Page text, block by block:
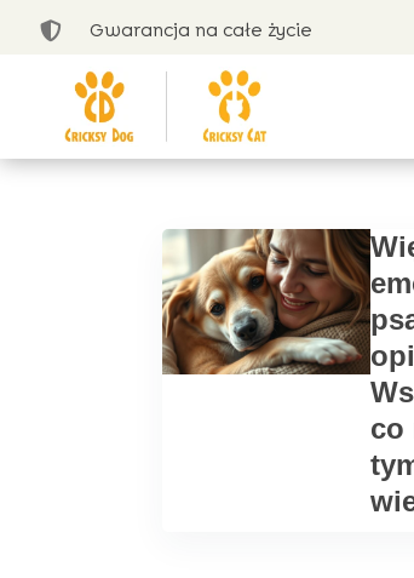
 Gwarancja na całe życie
co